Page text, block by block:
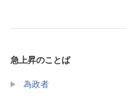
急上昇のことば
為政者